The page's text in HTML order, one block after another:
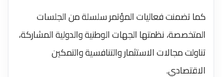
كما تضمنت فعاليات المؤتمر سلسلة من الجلسات
المتخصصة، نظمتها الجهات الوطنية والدولية المشاركة،
تناولت مجالات الاستثمار والتنافسية والتمكين
الاقتصادي.